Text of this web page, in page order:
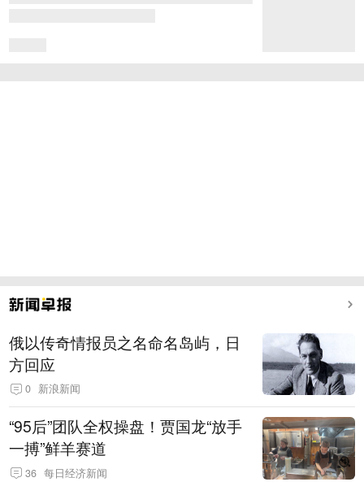
俄以传奇情报员之名命名岛屿，日
方回应
0 新浪新闻
“95后”团队全权操盘！贾国龙“放手
一搏”鲜羊赛道
36 每日经济新闻